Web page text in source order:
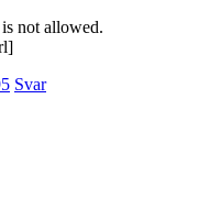
not allowed.
Svar